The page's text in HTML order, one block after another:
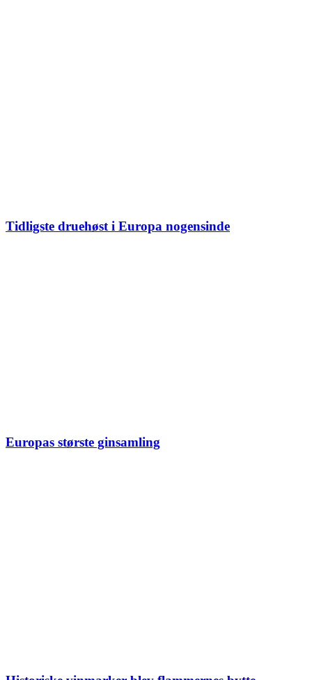
Tidligste druehøst i Europa nogensinde
Europas største ginsamling